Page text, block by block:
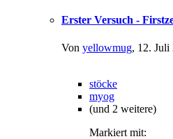
Erster Versuch -
Von yellowmug, 12. Juli
stöcke
myog
(und 2 weitere)
Markiert mit: